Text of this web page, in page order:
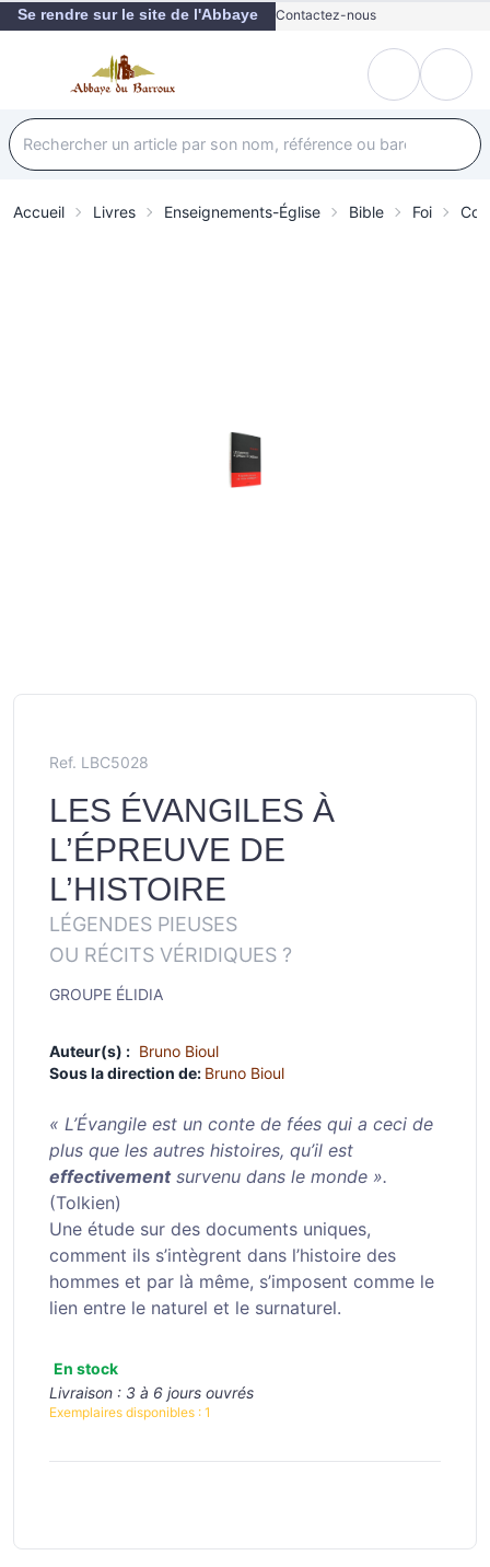
Se rendre sur le site de l'Abbaye Contactez-nous
Accueil Livres Enseignements-Église Bible Foi
Ref. LBC5028
LES ÉVANGILES À
L’ÉPREUVE DE
L’HISTOIRE
LÉGENDES PIEUSES
OU RÉCITS VÉRIDIQUES ?
GROUPE ÉLIDIA
Auteur(s) : Bruno Bioul
Sous la direction de: Bruno Bioul
« L’Évangile est un conte de fées qui a ceci de
plus que les autres histoires, qu’il est
effectivementsurvenu dans le monde ».
(Tolkien)
Une étude sur des documents uniques,
comment ils s’intègrent dans l’histoire des
hommes et par là même, s’imposent comme le
lien entre le naturel et le surnaturel.
En stock
Livraison : 3 à 6 jours ouvrés
Exemplaires disponibles : 1